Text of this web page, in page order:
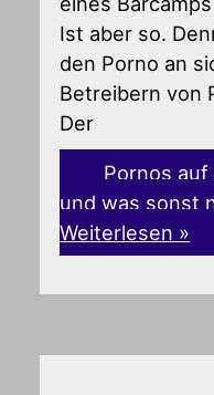
Ist aber so.
den Porno an
Betreibern von
Der
Pornos auf
und was sonst
Weiterlesen »